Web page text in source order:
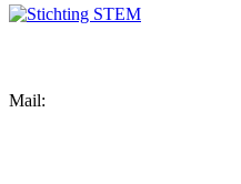
Mail: